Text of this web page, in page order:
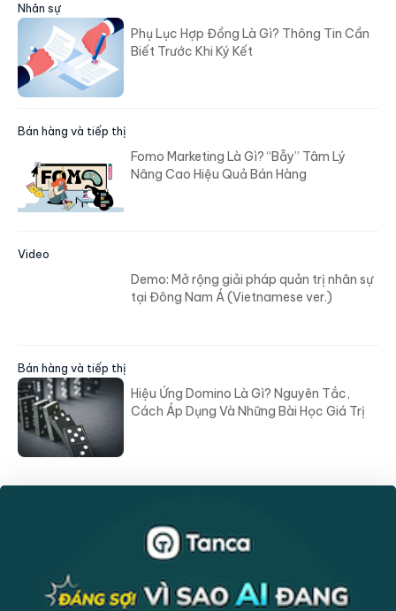
Nhân sự
Phụ Lục Hợp Đồng Là Gì? Thông Tin Cần
Biết Trước Khi Ký Kết
Bán hàng và tiếp thị
Fomo Marketing Là Gì? “Bẫy” Tâm Lý
Nâng Cao Hiệu Quả Bán Hàng
Video
Demo: Mở rộng giải pháp quản trị nhân sự
tại Đông Nam Á (Vietnamese ver.)
Bán hàng và tiếp thị
Hiệu Ứng Domino Là Gì? Nguyên Tắc,
Cách Áp Dụng Và Những Bài Học Giá Trị